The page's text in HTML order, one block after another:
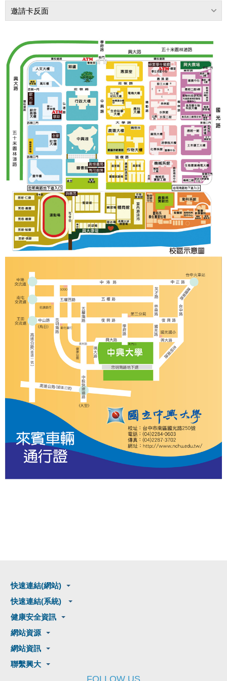
邀請卡反面
快速連結(網站)
快速連結(系統)
健康安全資訊
網站資源
網站資訊
聯繫興大
FOLLOW US